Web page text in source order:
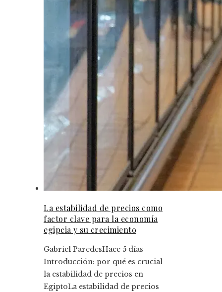
La estabilidad de precios como
factor clave para la economía
egipcia y su crecimiento
Gabriel ParedesHace 5 días
Introducción: por qué es crucial
la estabilidad de precios en
EgiptoLa estabilidad de precios